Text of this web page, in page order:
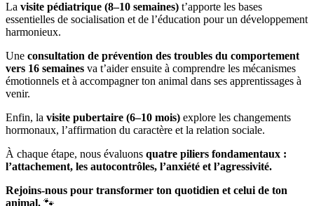
La visite pédiatrique (8–10 semaines) t’apporte les bases
essentielles de socialisation et de l’éducation pour un développement
harmonieux.
Une consultation de prévention des troubles du comportement
vers 16 semaines va t’aider ensuite à comprendre les mécanismes
émotionnels et à accompagner ton animal dans ses apprentissages à
venir.
Enfin, la visite pubertaire (6–10 mois) explore les changements
hormonaux, l’affirmation du caractère et la relation sociale.
À chaque étape, nous évaluons quatre piliers fondamentaux :
l’attachement, les autocontrôles, l’anxiété et l’agressivité.
Rejoins-nous pour transformer ton quotidien et celui de ton
animal. 🐾